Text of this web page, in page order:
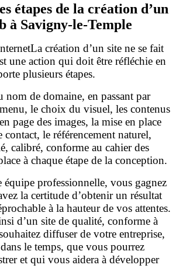
étapes de la création d’un
à Savigny-le-Temple
La création d’un site ne se fait
une action qui doit être réfléchie en
plusieurs étapes.
de domaine, en passant par
le choix du visuel, les contenus
page des images, la mise en place
le référencement naturel,
calibré, conforme au cahier des
à chaque étape de la conception.
équipe professionnelle, vous gagnez
la certitude d’obtenir un résultat
à la hauteur de vos attentes.
d’un site de qualité, conforme à
diffuser de votre entreprise,
le temps, que vous pourrez
et qui vous aidera à développer